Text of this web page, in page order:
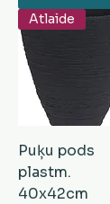
Atlaide
Puķu pods
plastm.
40x42cm